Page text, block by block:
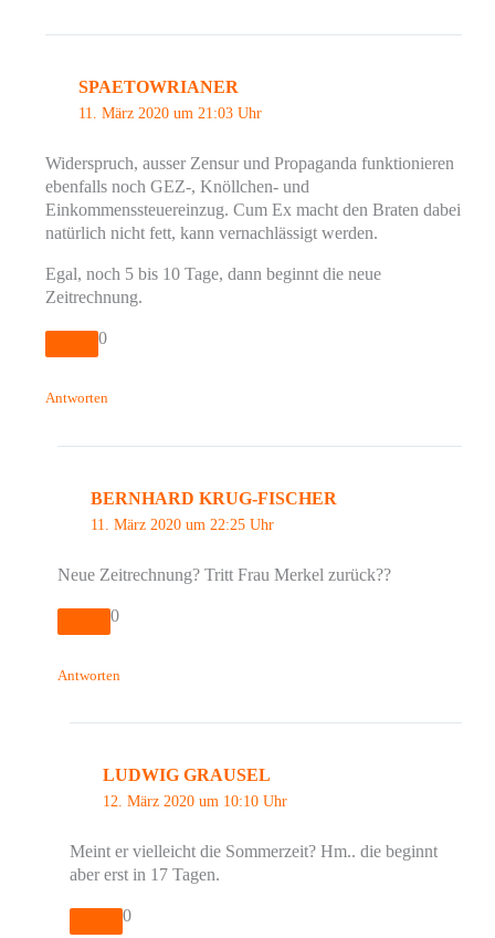
SPAETOWRIANER
11. März 2020 um 21:03 Uhr
Widerspruch, ausser Zensur und Propaganda funktionieren
ebenfalls noch GEZ-, Knöllchen- und
Einkommenssteuereinzug. Cum Ex macht den Braten dabei
natürlich nicht fett, kann vernachlässigt werden.
Egal, noch 5 bis 10 Tage, dann beginnt die neue
Zeitrechnung.
0
Antworten
BERNHARD KRUG-FISCHER
11. März 2020 um 22:25 Uhr
Neue Zeitrechnung? Tritt Frau Merkel zurück??
0
Antworten
LUDWIG GRAUSEL
12. März 2020 um 10:10 Uhr
Meint er vielleicht die Sommerzeit? Hm.. die beginnt
aber erst in 17 Tagen.
0